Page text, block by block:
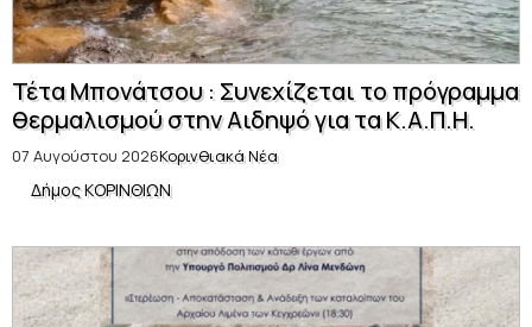
Τέτα Μπονάτσου : Συνεχίζεται το πρόγραμμα
θερμαλισμού στην Αιδηψό για τα Κ.Α.Π.Η.
07 Αυγούστου 2026Κορινθιακά Νέα
Δήμος ΚΟΡΙΝΘΙΩΝ